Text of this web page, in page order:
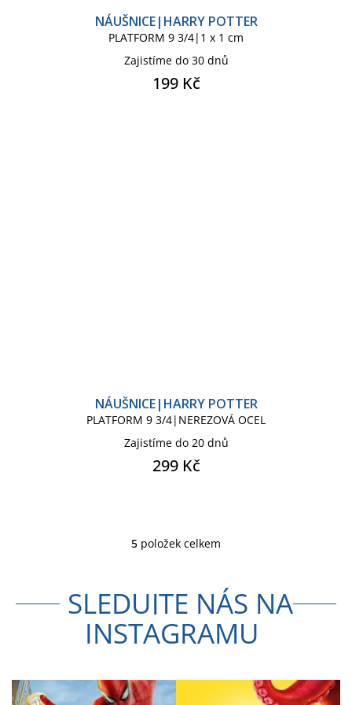
NÁUŠNICE|HARRY POTTER
PLATFORM 9 3/4|1 x 1 cm
Zajistíme do 30 dnů
199 Kč
NÁUŠNICE|HARRY POTTER
PLATFORM 9 3/4|NEREZOVÁ OCEL
Zajistíme do 20 dnů
299 Kč
O
á
d
a
c
r
5 položek celkem
SLEDUJTE NÁS NA
INSTAGRAMU